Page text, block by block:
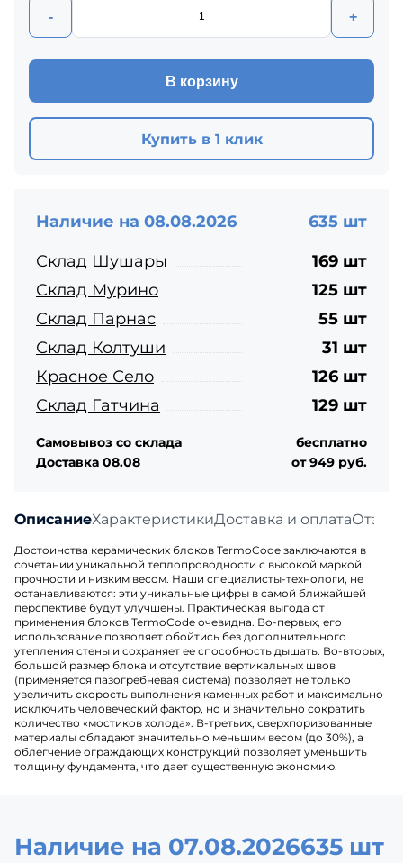
ОписаниеХарактеристикиДоставка и оплата
Достоинства керамических блоков TermoCode заключаются в
сочетании уникальной теплопроводности с высокой маркой
прочности и низким весом. Наши специалисты-технологи, не
останавливаются: эти уникальные цифры в самой ближайшей
перспективе будут улучшены. Практическая выгода от
применения блоков TermoCode очевидна. Во-первых, его
использование позволяет обойтись без дополнительного
утепления стены и сохраняет ее способность дышать. Во-вторых,
большой размер блока и отсутствие вертикальных швов
(применяется пазогребневая система) позволяет не только
увеличить скорость выполнения каменных работ и максимально
исключить человеческий фактор, но и значительно сократить
количество «мостиков холода». В-третьих, сверхпоризованные
материалы обладают значительно меньшим весом (до 30%), а
облегчение ограждающих конструкций позволяет уменьшить
толщину фундамента, что дает существенную экономию.
- +
В корзину
Купить в 1 клик
Наличие на 08.08.2026
635 шт
Склад Шушары
169 шт
Склад Мурино
125 шт
Склад Парнас
55 шт
Склад Колтуши
31 шт
Красное Село
126 шт
Склад Гатчина
129 шт
Самовывоз со склада
бесплатно
Доставка 08.08
от 949 руб.
Наличие на 07.08.2026635 шт